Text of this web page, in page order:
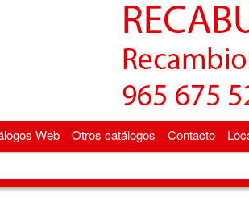
Web Otros catálogos Contacto